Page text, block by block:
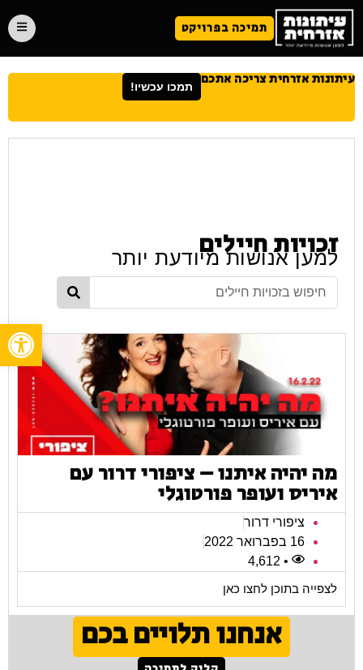
תמיכה בפרויקט
עיתונות אזרחית צריכה אתכם תמכו עכשיו!
זכויות חיילים
למען אנושות מיודעת יותר
מה יהיה איתנו – ציפורי דרור עם
איריס ועופר פורטוגלי
ציפורי דרור
16 בפברואר 2022
• 4,612
לצפייה בתוכן לחצו כאן
אנחנו תלויים בכם